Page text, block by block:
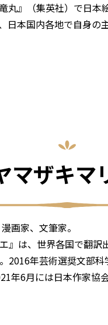
丸』（集英社）で日
日本国内各地で自身
マザキマ
画家、文筆家。
』は、世界各国で翻
2016年芸術選奨文部
年6月には日本作家